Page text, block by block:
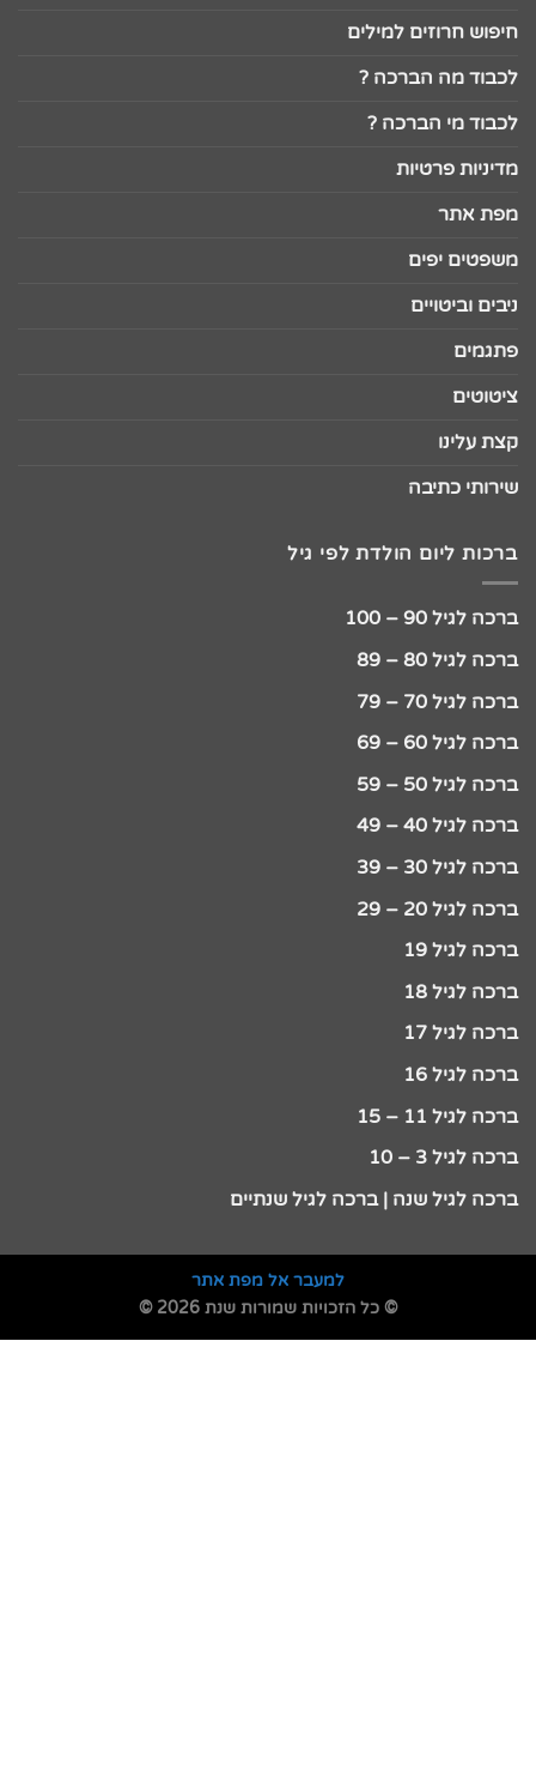
חיפוש חרוזים למילים
לכבוד מה הברכה ?
לכבוד מי הברכה ?
מדיניות פרטיות
מפת אתר
משפטים יפים
ניבים וביטויים
פתגמים
ציטוטים
קצת עלינו
שירותי כתיבה
ברכות ליום הולדת לפי גיל
ברכה לגיל 90 – 100
ברכה לגיל 80 – 89
ברכה לגיל 70 – 79
ברכה לגיל 60 – 69
ברכה לגיל 50 – 59
ברכה לגיל 40 – 49
ברכה לגיל 30 – 39
ברכה לגיל 20 – 29
ברכה לגיל 19
ברכה לגיל 18
ברכה לגיל 17
ברכה לגיל 16
ברכה לגיל 11 – 15
ברכה לגיל 3 – 10
ברכה לגיל שנה | ברכה לגיל שנתיים
למעבר אל מפת אתר
© כל הזכויות שמורות שנת 2026 ©